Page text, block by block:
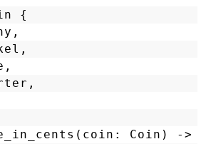
{
Coin) ->